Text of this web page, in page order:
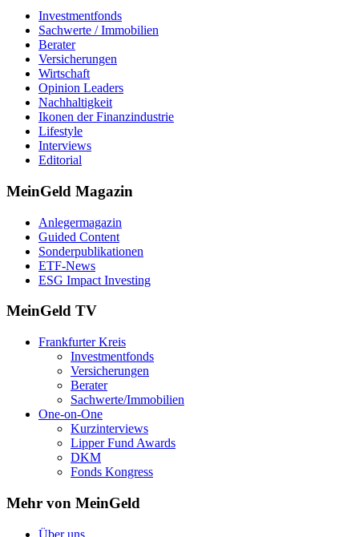
Investmentfonds
Sachwerte / Immobilien
Berater
Versicherungen
Wirtschaft
Opinion Leaders
Nachhaltigkeit
Ikonen der Finanzindustrie
Lifestyle
Interviews
Editorial
MeinGeld Magazin
Anlegermagazin
Guided Content
Sonderpublikationen
ETF-News
ESG Impact Investing
MeinGeld TV
Frankfurter Kreis
Investmentfonds
Versicherungen
Berater
Sachwerte/Immobilien
One-on-One
Kurzinterviews
Lipper Fund Awards
DKM
Fonds Kongress
Mehr von MeinGeld
Über uns